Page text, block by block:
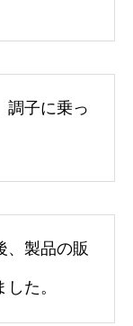
調子に乗っ
、製品の販
た。